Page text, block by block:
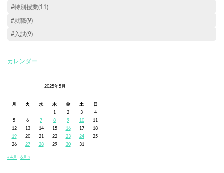
#特別授業(11)
#就職(9)
#入試(9)
カレンダー
2025年5月
月 火 水 木 金 土
日
1
2 3
4
5
6 7 8 9 10
11
12
13 14 15 16 17
18
19
20 21 22 23 24
25
26
27 28 29 30
31
« 4月 6月 »